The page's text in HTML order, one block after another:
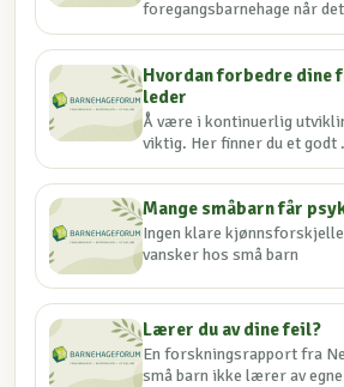
foregangsbarnehage når
Hvordan forbedre dine
leder
Å være i kontinuerlig
viktig. Her finner du et godt
Mange småbarn får
Ingen klare
vansker hos små barn
Lærer du av dine feil?
En forskningsrapport fra
små barn ikke lærer av